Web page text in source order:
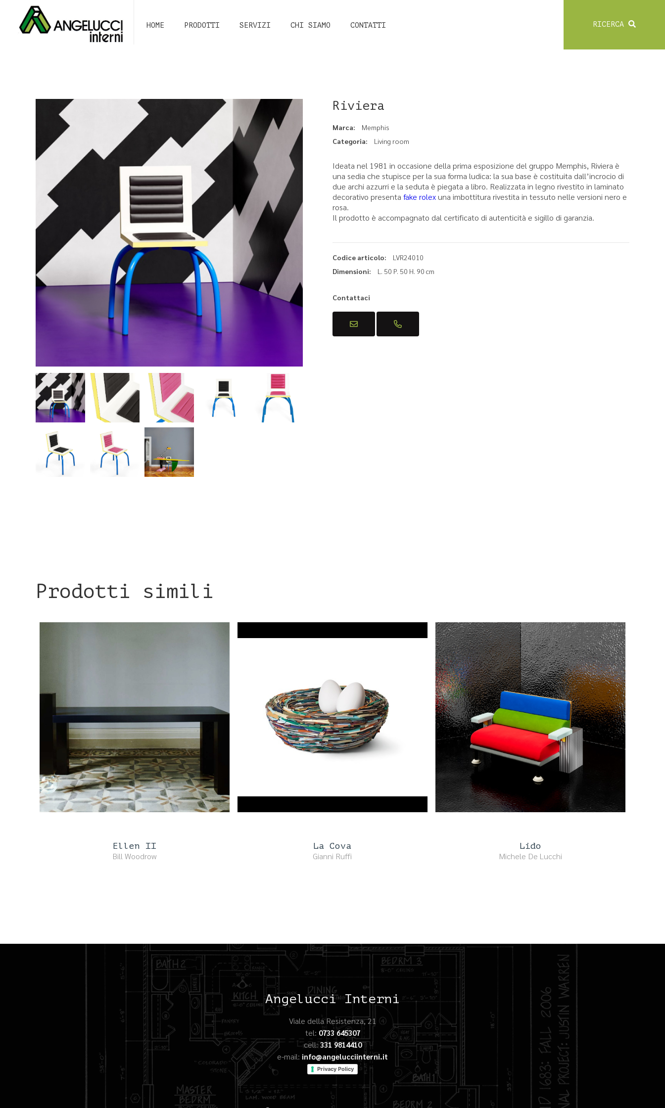
HOME PRODOTTI
Camera
Bagno
Home office
Illuminazione
Complementi
Hotel e B&B
Negozi
SERVIZI CHI SIAMO CONTATTI RICERCA
Riviera
Marca:
Memphis
Categoria:
Living room
Ideata nel 1981 in occasione della prima esposizione del gruppo Memphis, Riviera è
una sedia che stupisce per la sua forma ludica: la sua base è costituita dall’incrocio di
due archi azzurri e la seduta è piegata a libro. Realizzata in legno rivestito in laminato
decorativo presenta fake rolexuna imbottitura rivestita in tessuto nelle versioni nero e
rosa.
Il prodotto è accompagnato dal certificato di autenticità e sigillo di garanzia.
Codice articolo:
LVR24010
Dimensioni:
L. 50 P. 50 H. 90 cm
Contattaci
Prodotti simili
Ellen II
Bill Woodrow
La Cova
Gianni Ruffi
Lido
Michele De Lucchi
Angelucci Interni
Viale della Resistenza, 21
tel: 0733 645307
cell:331 9814410
e-mail: info@angelucciinterni.it
Privacy Policy